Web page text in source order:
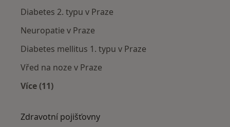
Diabetes 2. typu v Praze
Neuropatie v Praze
Diabetes mellitus 1. typu v Praze
Vřed na noze v Praze
Více (11)
Zdravotní pojišťovny